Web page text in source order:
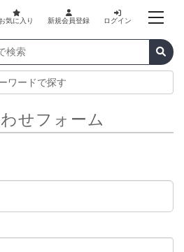
お気に入り 新規会員登録 ログイン
ワードで探す
せフォーム